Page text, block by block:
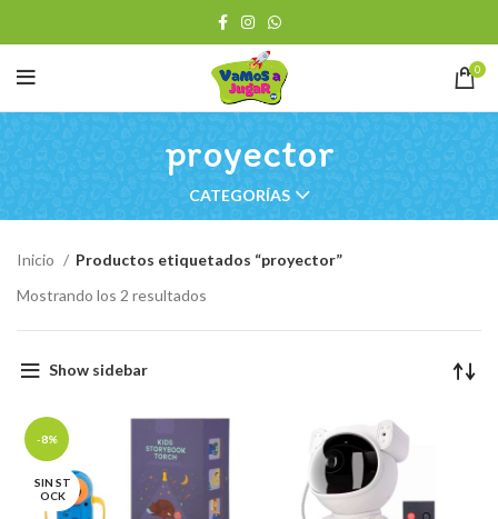
0
proyector
CATEGORÍAS
Inicio
Productos etiquetados “proyector”
Mostrando los 2 resultados
Show sidebar
-8%
SIN ST
OCK